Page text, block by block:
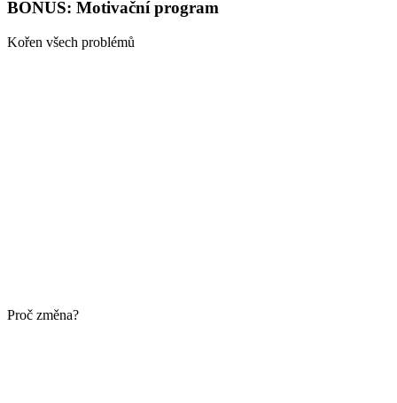
BONUS: Motivační program
Kořen všech problémů
Proč změna?